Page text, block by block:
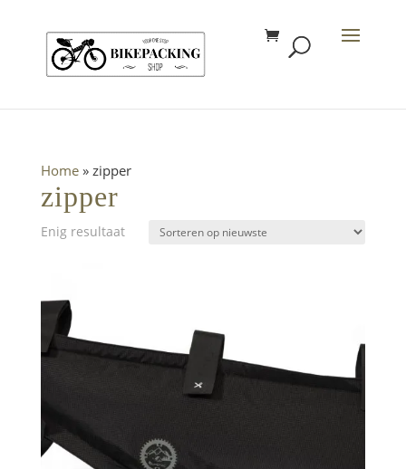
Home» zipper
zipper
Enig resultaat